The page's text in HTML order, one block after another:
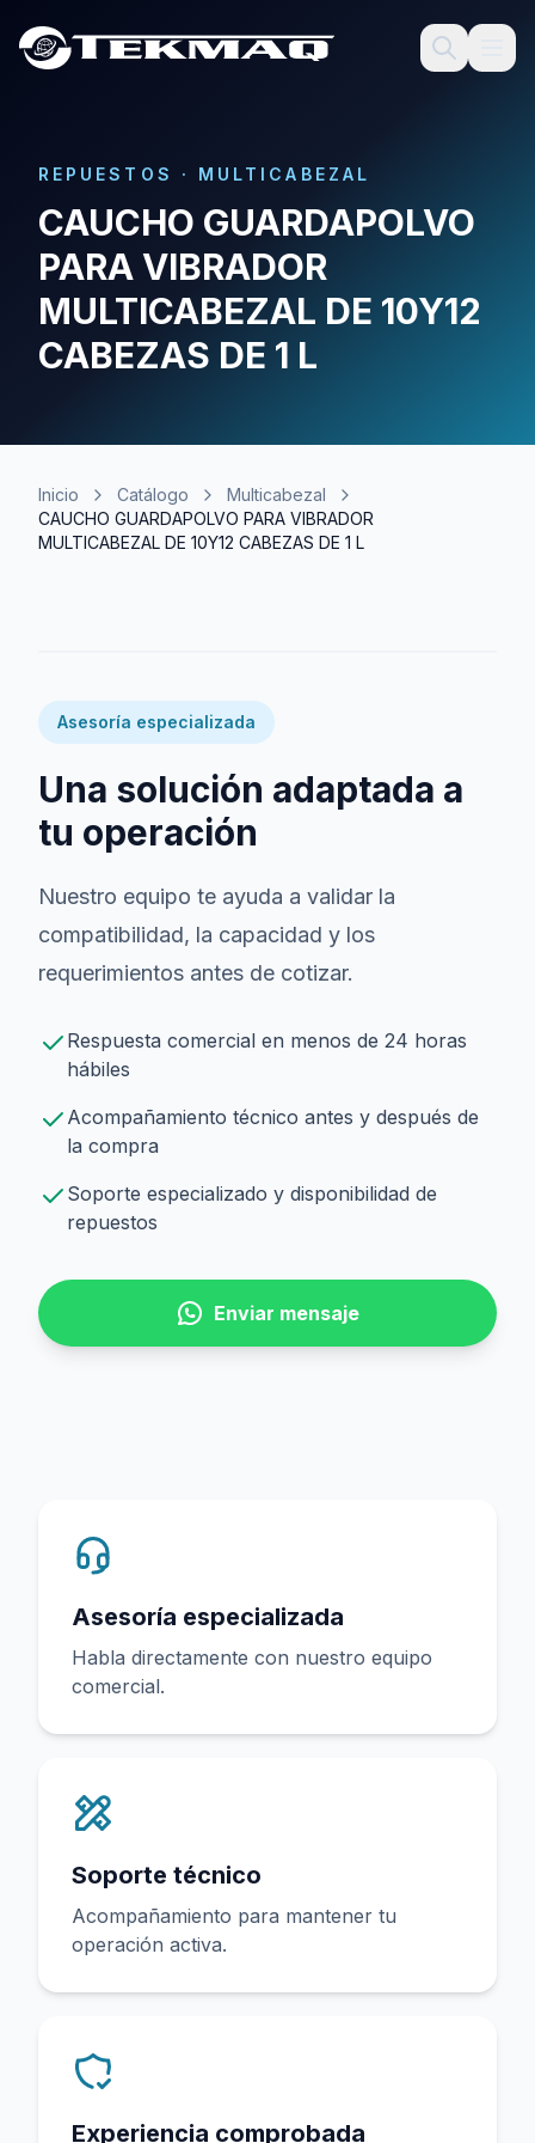
REPUESTOS · MULTICABEZAL
CAUCHO GUARDAPOLVO
PARA VIBRADOR
MULTICABEZAL DE 10Y12
CABEZAS DE 1 L
Inicio Catálogo
Multicabezal
CAUCHO GUARDAPOLVO PARA VIBRADOR
MULTICABEZAL DE 10Y12 CABEZAS DE 1 L
Asesoría especializada
Una solución adaptada a
tu operación
Nuestro equipo te ayuda a validar la
compatibilidad, la capacidad y los
requerimientos antes de cotizar.
Respuesta comercial en menos de 24 horas
hábiles
Acompañamiento técnico antes y después de
la compra
Soporte especializado y disponibilidad de
repuestos
Enviar mensaje
Asesoría especializada
Habla directamente con nuestro equipo
comercial.
Soporte técnico
Acompañamiento para mantener tu
operación activa.
Experiencia comprobada